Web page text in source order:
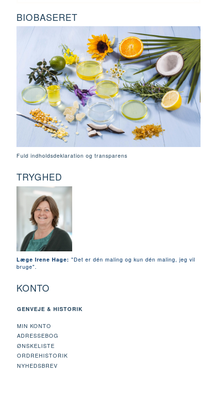
BIOBASERET
Fuld indholdsdeklaration og transparens
TRYGHED
Læge Irene Hage: "Det er dén maling og kun dén maling, jeg vil
bruge".
KONTO
GENVEJE & HISTORIK
MIN KONTO
ADRESSEBOG
ØNSKELISTE
ORDREHISTORIK
NYHEDSBREV